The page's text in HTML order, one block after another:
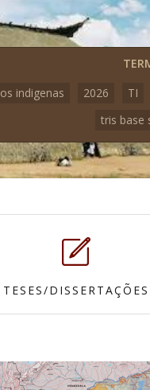
os indigenas
2026 TI
tris base
TESES/DISSERTAÇÕES